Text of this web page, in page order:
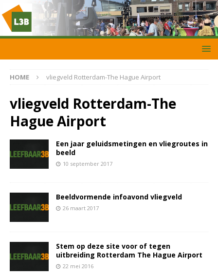
HOME vliegveld Rotterdam-The Hague Airport
vliegveld Rotterdam-The
Hague Airport
Een jaar geluidsmetingen en vliegroutes in
beeld
10 september 2017
Beeldvormende infoavond vliegveld
26 maart 2017
Stem op deze site voor of tegen
uitbreiding Rotterdam The Hague Airport
22 mei 2016